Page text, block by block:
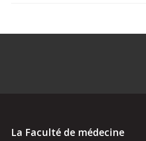
La Faculté de médecine